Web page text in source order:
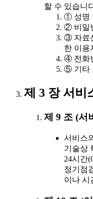
할 수 있습니
① 성명
② 비밀
③ 자료
한 이용
④ 전화
⑤ 기타
제 3 장 서비
제 9 조 (서
서비스
기술상
24시간
정기점
이나 시